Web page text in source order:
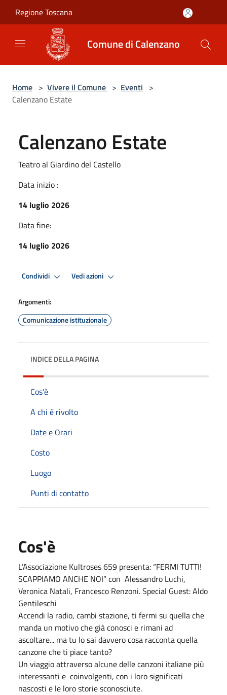
Regione Toscana
Comune di Calenzano
Home > Vivere il Comune > Eventi >
Calenzano Estate
Calenzano Estate
Teatro al Giardino del Castello
Data inizio :
14 luglio 2026
Data fine:
14 luglio 2026
Condividi Vedi azioni
Argomenti:
Comunicazione istituzionale
INDICE DELLA PAGINA
Cos'è
A chi è rivolto
Date e Orari
Costo
Luogo
Punti di contatto
Cos'è
L’Associazione Kultroses 659 presenta: “FERMI TUTTI!
SCAPPIAMO ANCHE NOI” con Alessandro Luchi,
Veronica Natali, Francesco Renzoni. Special Guest: Aldo
Gentileschi
Accendi la radio, cambi stazione, ti fermi su quella che
manda un motivo che già conosci e rimani ad
ascoltare... ma tu lo sai davvero cosa racconta quella
canzone che ti piace tanto?
Un viaggio attraverso alcune delle canzoni italiane più
interessanti e coinvolgenti, con i loro significati
nascosti e le loro storie sconosciute.